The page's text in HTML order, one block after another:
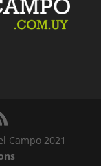
Campo 2021